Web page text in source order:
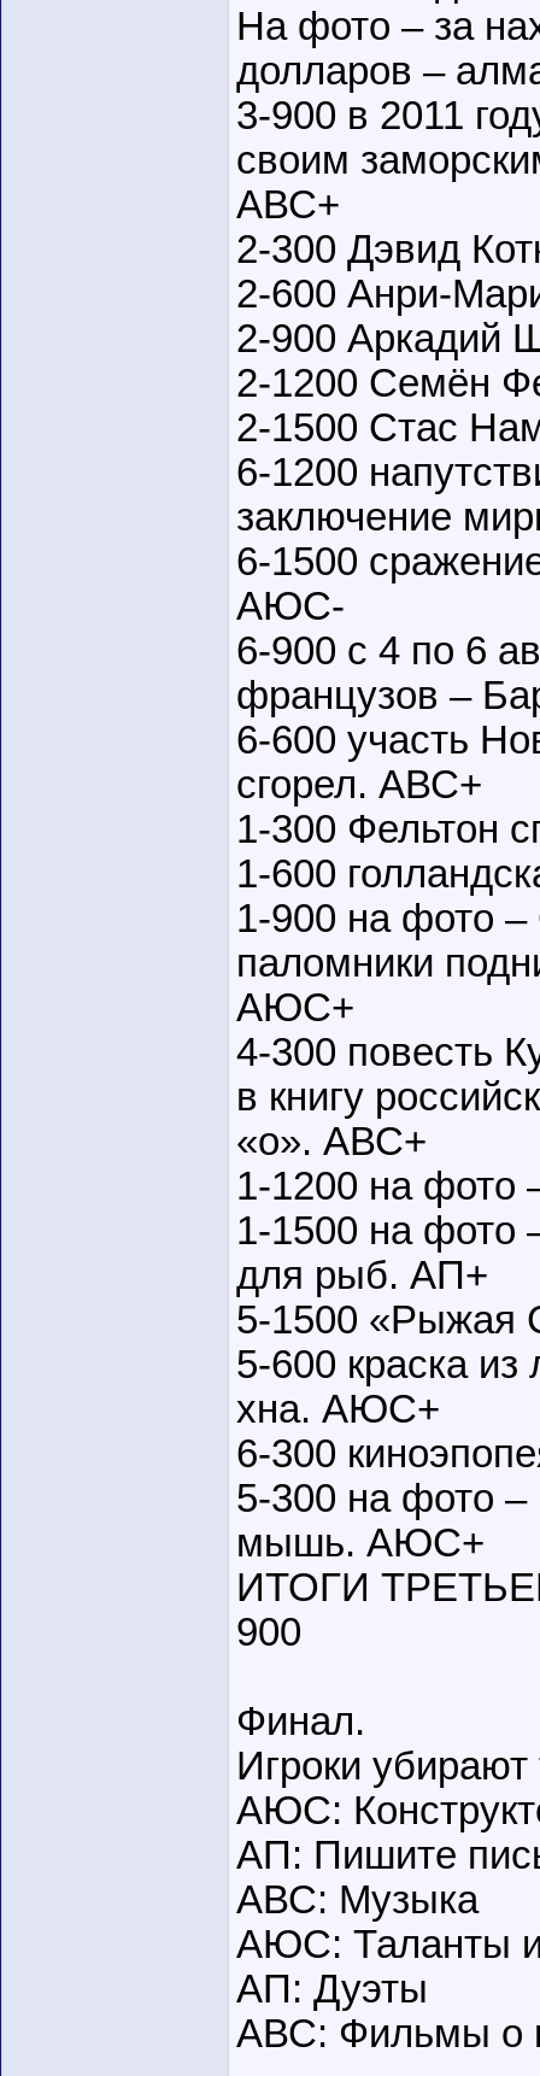
На фото – за
долларов –
3-900 в 2011
своим
АВС+
2-300 Дэвид
2-600 Анри-
2-900 Аркадий
2-1200 Семён
2-1500 Стас
6-1200
заключение
6-1500
АЮС-
6-900 с 4 по 6
французов –
6-600 участь
сгорел. АВС+
1-300 Фельтон
1-600
1-900 на фото
паломники
АЮС+
4-300 повесть
в книгу
«о». АВС+
1-1200 на фото
1-1500 на фото
для рыб. АП+
5-1500 «Рыжая
5-600 краска
хна. АЮС+
6-300
5-300 на фото –
мышь. АЮС+
ИТОГИ
900
Финал.
Игроки
АЮС:
АП: Пишите
АВС: Музыка
АЮС: Таланты и
АП: Дуэты
АВС: Фильмы о